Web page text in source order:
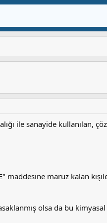
ile sanayide kullanılan,
maddesine maruz kalan
olsa da bu